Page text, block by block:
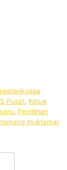
Pusat, Ketua
, Pemilihan
muktamar